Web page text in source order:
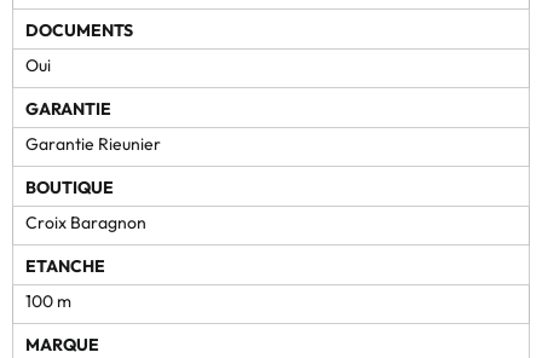
DOCUMENTS
Oui
GARANTIE
Garantie Rieunier
BOUTIQUE
Croix Baragnon
ETANCHE
100 m
MARQUE